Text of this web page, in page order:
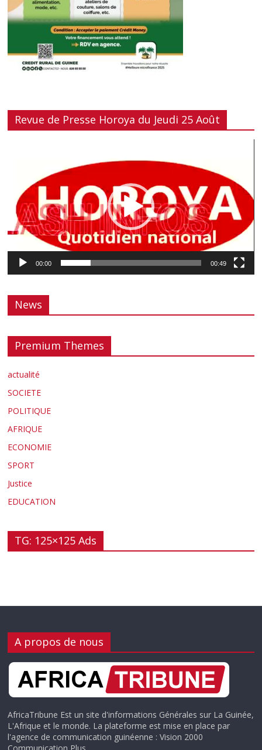
Revue de Presse Horoya du Jeudi 25 Août
00:00 00:49
News
Premium Themes
actualité
SOCIETE
POLITIQUE
AFRIQUE
ECONOMIE
SPORT
Justice
EDUCATION
TG: 125×125 Ads
A propos de nous
AfricaTribune Est un site d'informations Générales sur La Guinée,
L'Afrique et le monde. La plateforme est mise en place par
l'agence de communication guinéenne : Vision 2000